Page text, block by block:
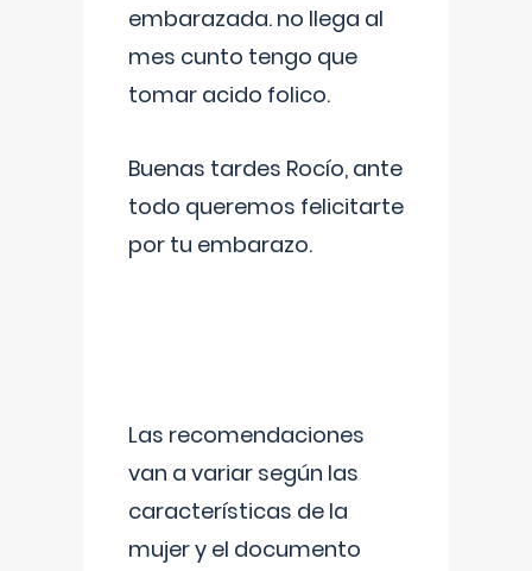
embarazada. no llega al
mes cunto tengo que
tomar acido folico.
Buenas tardes Rocío, ante
todo queremos felicitarte
por tu embarazo.
Las recomendaciones
van a variar según las
características de la
mujer y el documento